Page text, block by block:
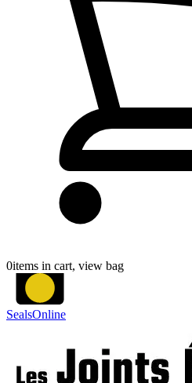
0items in cart, view bag
SealsOnline